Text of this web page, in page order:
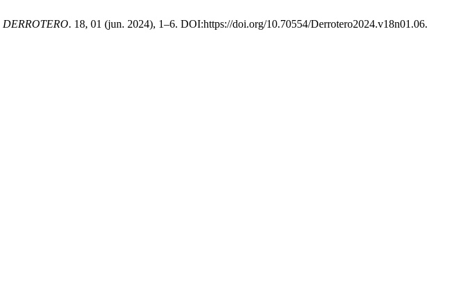
DERROTERO. 18, 01 (jun. 2024), 1–6. DOI:https://doi.org/10.70554/Derrotero2024.v18n01.06.